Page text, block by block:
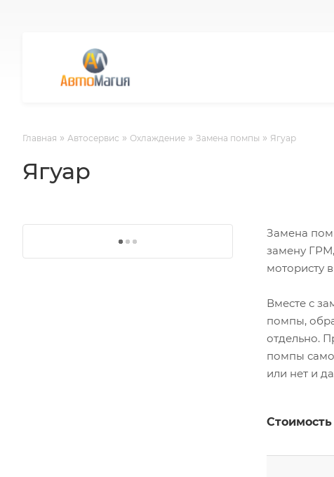
Главная » Автосервис » Охлаждение » Замена помпы » Ягуар
Ягуар
Замена
замену
мотористу
Вместе с
помпы,
отдельно.
помпы
или нет и